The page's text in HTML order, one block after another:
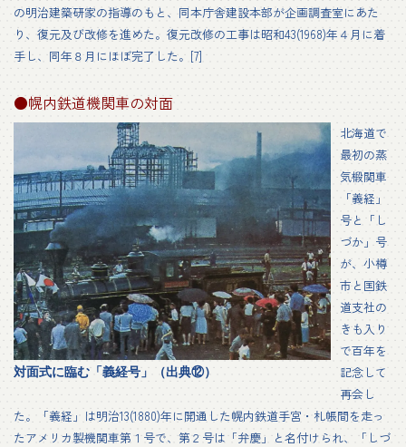
の明治建築研家の指導のもと、同本庁舎建設本部が企画調査室にあた
り、復元及び改修を進めた。復元改修の工事は昭和43(1968)年４月に着
手し、同年８月にほぼ完了した。[7]
●幌内鉄道機関車の対面
対面式に臨む「義経号」（出典⑫）
北海道で
最初の蒸
気椴関車
「義経」
号と「し
づか」号
が、小樽
市と国鉄
道支社の
きも入り
で百年を
記念して
再会し
た。「義経」は明治13(1880)年に開通した幌内鉄道手宮・札帳間を走っ
たアメリカ製機関車第１号で、第２号は「弁慶」と名付けられ、「しづ